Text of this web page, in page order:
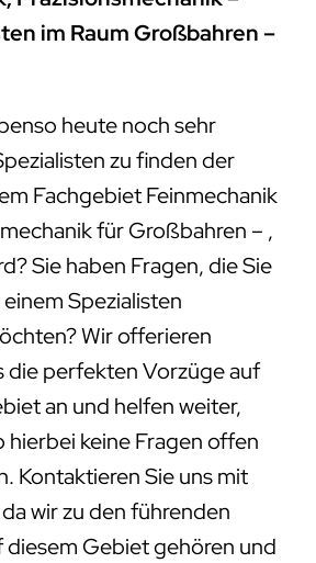
im Raum Großbahren –
heute noch sehr
zu finden der
Fachgebiet Feinmechanik
für Großbahren – ,
Sie haben Fragen, die Sie
Spezialisten
Wir offerieren
die perfekten Vorzüge auf
an und helfen weiter,
hierbei keine Fragen offen
Kontaktieren Sie uns mit
wir zu den führenden
diesem Gebiet gehören und